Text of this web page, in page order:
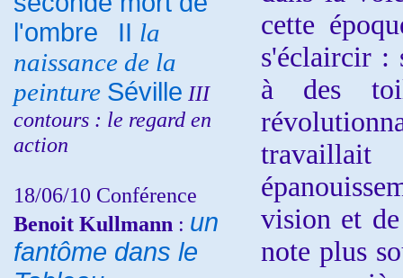
l'ombre
II la
naissance de la
peinture Séville III
contours : le regard en
action
18/06/10 Conférence
Benoit Kullmann : un
fantôme dans le
cette
s'éclaircir :
à des
vision et
note plus